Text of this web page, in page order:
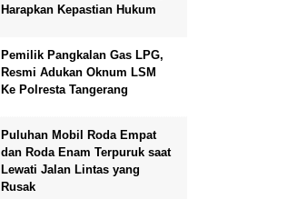
Harapkan Kepastian Hukum
Pemilik Pangkalan Gas LPG,
Resmi Adukan Oknum LSM
Ke Polresta Tangerang
Puluhan Mobil Roda Empat
dan Roda Enam Terpuruk saat
Lewati Jalan Lintas yang
Rusak